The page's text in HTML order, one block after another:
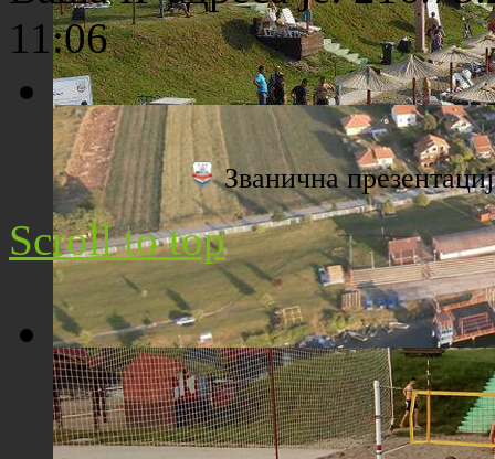
Плажа "Топољар" - Поглед са торња
Плажа "Топољар" - Поглед из ваздуха
11:06
Званична
Scroll to top